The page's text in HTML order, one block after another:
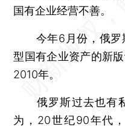
国有企业经营不善。
今年6月份，俄罗
型国有企业资产的新
2010年。
俄罗斯过去也有私
为，20世纪90年代